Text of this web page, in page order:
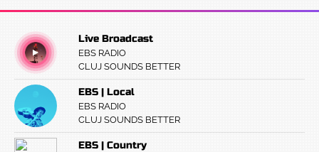
Live Broadcast
EBS RADIO
CLUJ SOUNDS BETTER
EBS | Local
EBS RADIO
CLUJ SOUNDS BETTER
EBS | Country